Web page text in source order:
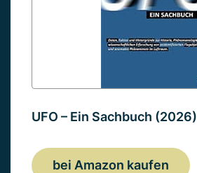
UFO – Ein Sachbuch (2026)
bei Amazon kaufen